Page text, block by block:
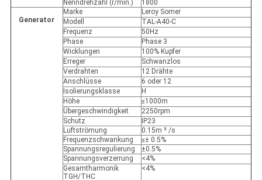
Nenndrehzahl (r/min.)
1800
Generator
Marke
Leroy Somer
Modell
TAL-A40-C
Frequenz
50Hz
Phase
Phase 3
Wicklungen
100% Kupfer
Erreger
Schwanzlos
Verdrahten
12 Drähte
Anschlüsse
6 oder 12
Isolierungsklasse
H
Höhe
≤1000m
Übergeschwindigkeit
2250rpm
Schutz
IP23
Luftströmung
0.15m ³ /s
Frequenzschwankung
≤± 0.5%
Spannungsregulierung
±0.5%
Spannungsverzerrung
<4%
Gesamtharmonik
TGH/THC
<4%